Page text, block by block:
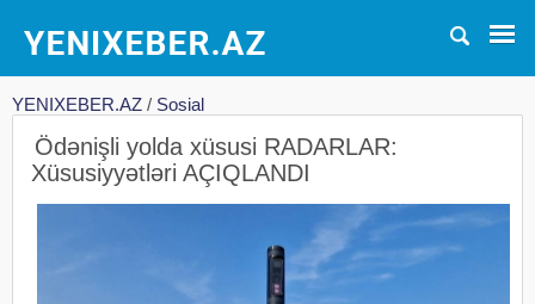
YENIXEBER.AZ / Sosial
Ödənişli yolda xüsusi RADARLAR:
Xüsusiyyətləri AÇIQLANDI